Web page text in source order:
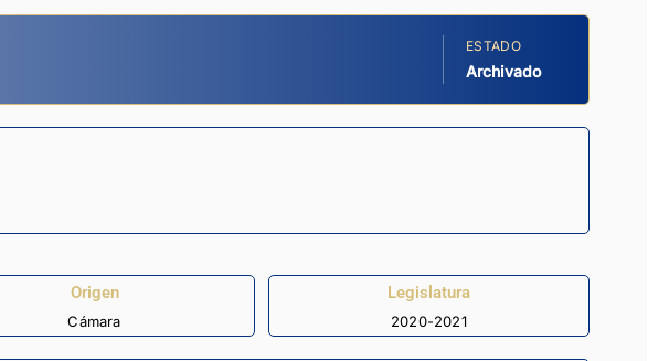
ESTADO
Archivado
Origen
Cámara
Legislatura
2020-2021